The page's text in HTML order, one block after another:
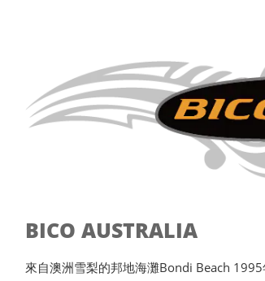
BICO AUSTRALIA
來自澳洲雪梨的邦地海灘Bondi Beach